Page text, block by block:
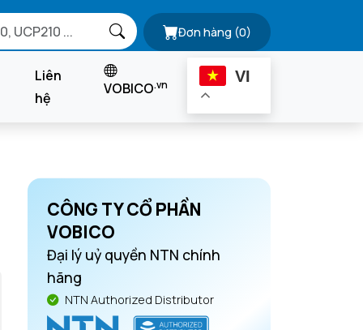
Đơn hàng (0)
Liên
hệ
VOBICO.vn VI
CÔNG TY CỔ PHẦN
VOBICO
Đại lý uỷ quyền NTN chính
hãng
NTN Authorized Distributor